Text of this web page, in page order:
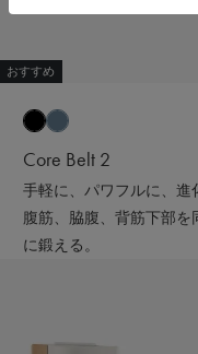
おすすめ
Core Belt 2
手軽に、パワフルに、進
腹筋、脇腹、背筋下部を
に鍛える。